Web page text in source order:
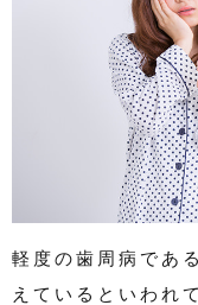
軽度の歯周病であ
えているといわれ